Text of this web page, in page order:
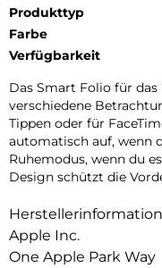
Produkttyp
Farbe
Verfügbarkeit
Das Smart Folio für
verschiedene
Tippen oder für
auto­matisch auf, wenn
Ruhemodus, wenn du
Design schützt die
Herstellerinformation
Apple Inc.
One Apple Park Way